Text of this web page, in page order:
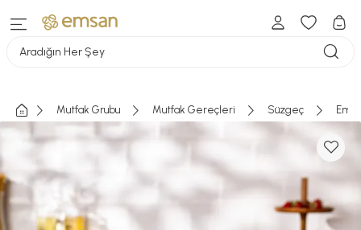
Aradığın Her Şey
Mutfak Grubu Mutfak Gereçleri Süzgeç